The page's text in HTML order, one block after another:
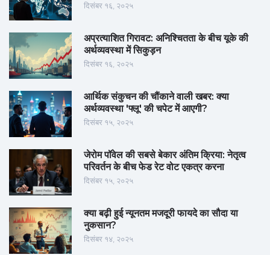
दिसंबर १६, २०२५
अप्रत्याशित गिरावट: अनिश्चितता के बीच यूके की
अर्थव्यवस्था में सिकुड़न
दिसंबर १६, २०२५
आर्थिक संकुचन की चौंकाने वाली खबर: क्या
अर्थव्यवस्था 'फ्लू' की चपेट में आएगी?
दिसंबर १५, २०२५
जेरोम पॉवेल की सबसे बेकार अंतिम क्रिया: नेतृत्व
परिवर्तन के बीच फेड रेट वोट एकत्र करना
दिसंबर १५, २०२५
क्या बढ़ी हुई न्यूनतम मजदूरी फायदे का सौदा या
नुकसान?
दिसंबर १४, २०२५